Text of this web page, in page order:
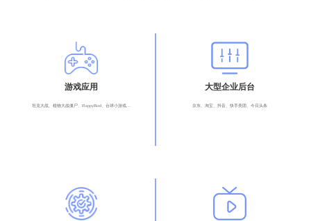
游戏应用
坦克大战、植物大战僵尸、FlappyBird、台球小游戏...
大型企业后台
京东、淘宝、抖音、快手美团、今日头条